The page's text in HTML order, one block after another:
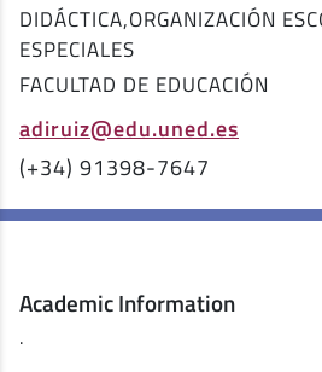
DIDÁCTICA,ORGANIZACIÓN
ESPECIALES
FACULTAD DE EDUCACIÓN
adiruiz@edu.uned.es
(+34) 91398-7647
Academic Information
.